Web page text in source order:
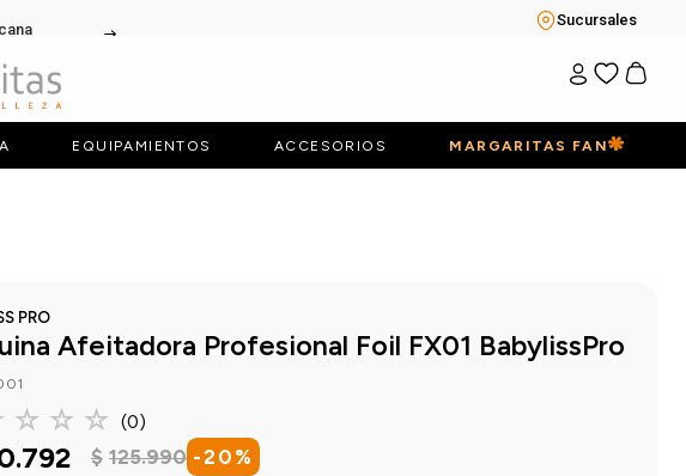
Sucursales
EQUIPAMIENTOS ACCESORIOS MARGARITAS FAN
PRO
Afeitadora Profesional Foil FX01 BabylissPro
☆ ☆ ☆ (0)
.792 $ 125.990 -20 %